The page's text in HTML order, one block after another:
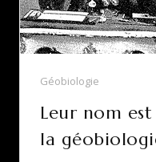
Géobiologie
Leur nom
la